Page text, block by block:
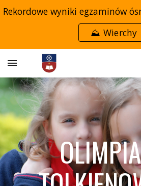
Skip to main content
⛰️ Wierchy